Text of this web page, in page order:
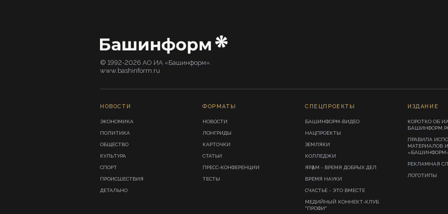
© 1992-2026 АО ИА «Башинформ».
www.bashinform.ru
НОВОСТИ
ЭКОНОМИКА
ПОЛИТИКА
ОБЩЕСТВО
КУЛЬТУРА
СПОРТ
ПРОИСШЕСТВИЯ
ДЕТАЛЬНО
ФОРМАТЫ
НОВОСТИ
ЛОНГРИДЫ
КАРТОЧКИ
СТАТЬИ
ПРЕСС-КОНФЕРЕНЦИИ
ТЕСТЫ
СПЕЦПРОЕКТЫ
БАШИНФОРМ-ВИДЕО
НАЦПРОЕКТЫ
ЗЕМЛЯКИ
КОЛЛЕДЖИ
ЯРҘАМ - ВРЕМЯ ДОБРЫХ ДЕЛ
ВРЕМЯ НАУКИ
СЧАСТЬЕ - ЭТО ВМЕСТЕ
МЕДИЙНЫЙ КОННЕКТ-КЛУБ
"ПРОФИ"
ИЗДАНИЕ
КОРОТКО ОБ
ПРАВИЛА
МАТЕРИАЛОВ
РЕКЛАМНАЯ
ЛОГОТИПЫ